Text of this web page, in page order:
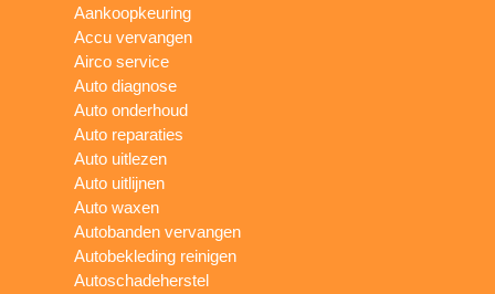
Aankoopkeuring
Accu vervangen
Airco service
Auto diagnose
Auto onderhoud
Auto reparaties
Auto uitlezen
Auto uitlijnen
Auto waxen
Autobanden vervangen
Autobekleding reinigen
Autoschadeherstel